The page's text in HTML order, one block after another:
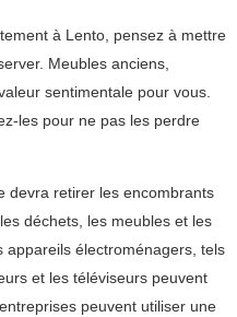
à Lento, pensez à mettre
Meubles anciens,
sentimentale pour vous.
les pour ne pas les perdre
devra retirer les encombrants
déchets, les meubles et les
appareils électroménagers, tels
et les téléviseurs peuvent
peuvent utiliser une